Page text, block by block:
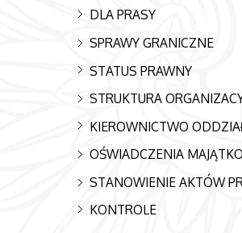
DLA PRASY
SPRAWY GRANICZNE
STATUS PRAWNY
STRUKTURA
KIEROWNICTWO
OŚWIADCZENIA
STANOWIENIE AKTÓW
KONTROLE